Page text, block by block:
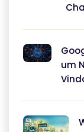
um